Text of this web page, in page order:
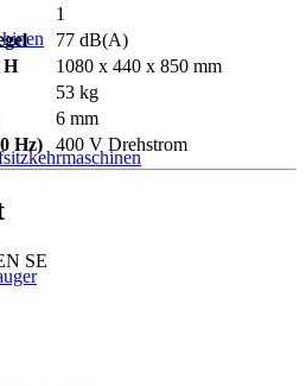
1
77 dB(A)
H
1080 x 440 x 850 mm
53 kg
6 mm
Hz)
400 V Drehstrom
SE